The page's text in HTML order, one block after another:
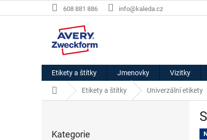
na
608 881 886 info@kaleda.cz
Etikety a štítky Jmenovky Vizitky
Domů Etikety a štítky Univerzální etikety
kategorie
Kategorie